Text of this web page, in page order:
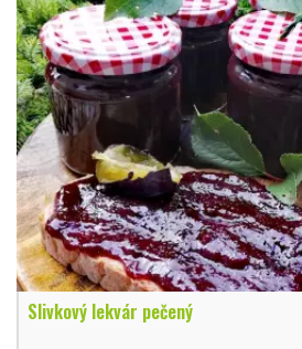
Slivkový lekvár pečený